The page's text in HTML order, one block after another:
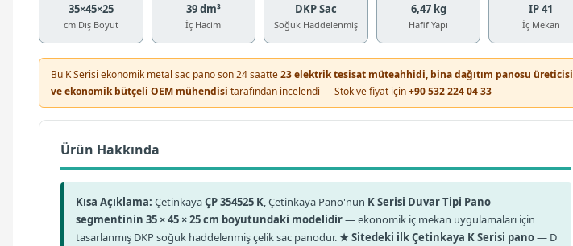
35×45×25
cm Dış Boyut
39 dm³
İç Hacim
DKP Sac
Soğuk Haddelenmiş
6,47 kg
Hafif Yapı
IP 41
İç Mekan
Bu K Serisi ekonomik metal sac pano son 24 saatte23 elektrik tesisat müteahhidi, bina dağıtım panosu üreticisi
ve ekonomik bütçeli OEM mühendisi tarafından incelendi — Stok ve fiyat için+90 532 224 04 33
Ürün Hakkında
Kısa Açıklama: ÇetinkayaÇP 354525 K, Çetinkaya Pano'nun K Serisi Duvar Tipi Pano
segmentinin 35 × 45 × 25 cm boyutundaki modelidir— ekonomik iç mekan uygulamaları için
tasarlanmış DKP soğuk haddelenmiş çelik sac panodur.★ Sitedeki ilk Çetinkaya K Serisi pano— D